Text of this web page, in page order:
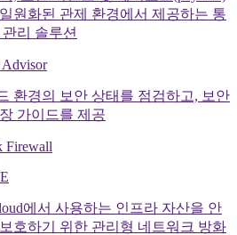
원화된 관제 환경에서 제공하는 통
리 솔루션
Advisor
환경의 보안 상태를 점검하고, 보안
가이드를 제공
Firewall
에서 사용하는 인프라 자산을 안
호하기 위한 관리형 네트워크 방화